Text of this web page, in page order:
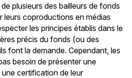
plusieurs des bailleurs de fonds
leurs coproductions en médias
les principes établis dans le
précis du fonds (ou des
font la demande. Cependant, les
besoin de présenter une
certification de leur